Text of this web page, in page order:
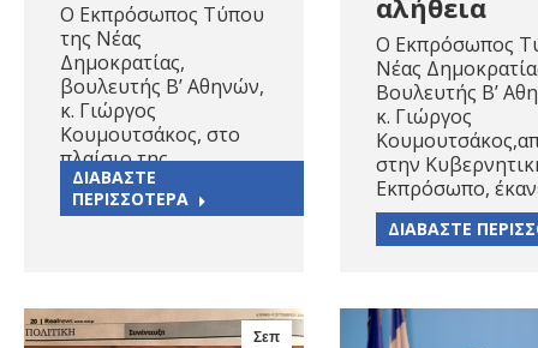
Ο Εκπρόσωπος Τύπου
της Νέας
Δημοκρατίας,
βουλευτής Β’ Αθηνών,
κ. Γιώργος
Κουμουτσάκος, στο
πλαίσιο της…
ΔΙΑΒΑΣΤΕ
ΠΕΡΙΣΣΟΤΕΡΑ
αλήθεια
Ο Εκπρόσωπος
Νέας
Βουλευτής Β’
κ. Γιώργος
στην
Εκπρόσωπο,
ΔΙΑΒΑΣΤΕ
Σεπ